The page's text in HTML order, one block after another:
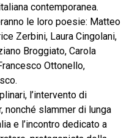
contemporanea.
le loro poesie: Matteo
Zerbini, Laura Cingolani,
Broggiato, Carola
Ottonello,
l’intervento di
nonché slammer di lunga
e l’incontro dedicato a